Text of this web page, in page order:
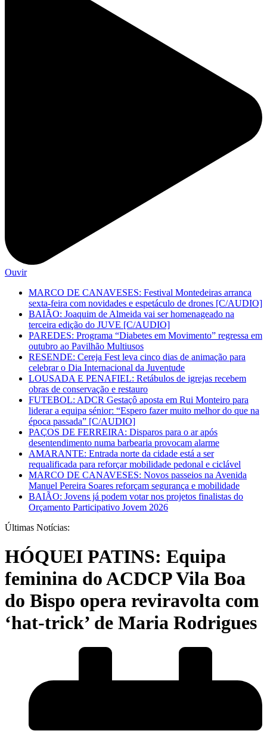
Ouvir
MARCO DE CANAVESES: Festival Montedeiras arranca
sexta-feira com novidades e espetáculo de drones [C/AUDIO]
BAIÃO: Joaquim de Almeida vai ser homenageado na
terceira edição do JUVE [C/AUDIO]
PAREDES: Programa “Diabetes em Movimento” regressa em
outubro ao Pavilhão Multiusos
RESENDE: Cereja Fest leva cinco dias de animação para
celebrar o Dia Internacional da Juventude
LOUSADA E PENAFIEL: Retábulos de igrejas recebem
obras de conservação e restauro
FUTEBOL: ADCR Gestaçô aposta em Rui Monteiro para
liderar a equipa sénior: “Espero fazer muito melhor do que na
época passada” [C/AUDIO]
PAÇOS DE FERREIRA: Disparos para o ar após
desentendimento numa barbearia provocam alarme
AMARANTE: Entrada norte da cidade está a ser
requalificada para reforçar mobilidade pedonal e ciclável
MARCO DE CANAVESES: Novos passeios na Avenida
Manuel Pereira Soares reforçam segurança e mobilidade
BAIÃO: Jovens já podem votar nos projetos finalistas do
Orçamento Participativo Jovem 2026
Últimas Notícias:
HÓQUEI PATINS: Equipa
feminina do ACDCP Vila Boa
do Bispo opera reviravolta com
‘hat-trick’ de Maria Rodrigues